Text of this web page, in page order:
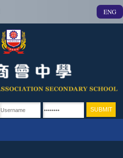
ENG